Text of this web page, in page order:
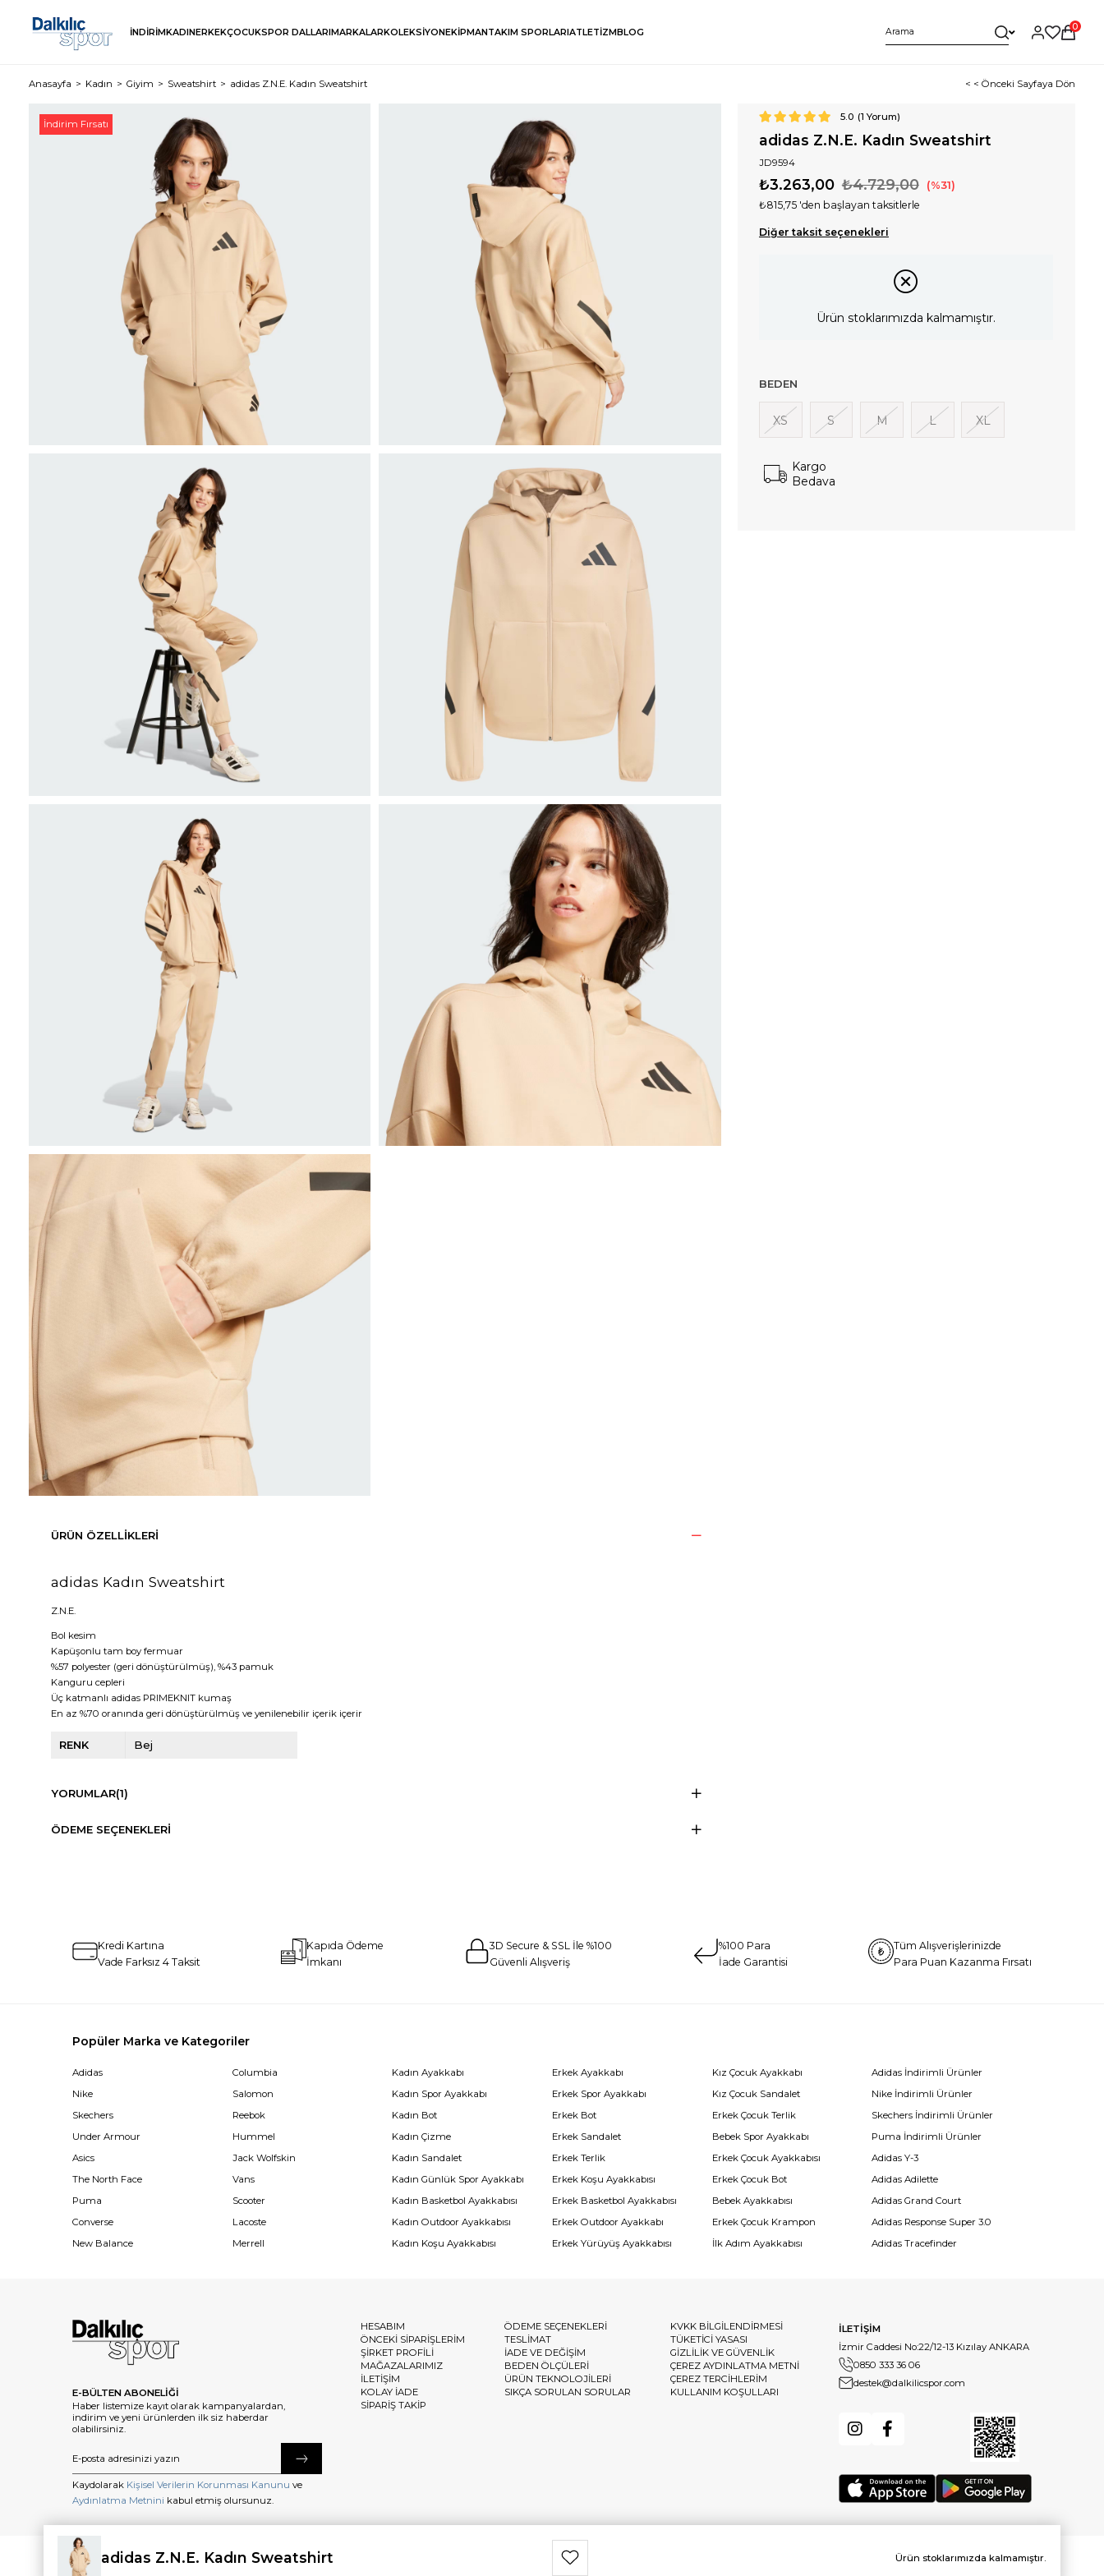
İNDİRİMKADINERKEKÇOCUKSPOR DALLARIMARKALARKOLEKSİYONEKİPMANTAKIM SPORLARIATLETİZMBLOG
0
Anasayfa Kadın Giyim Sweatshirt adidas Z.N.E. Kadın Sweatshirt < < Önceki Sayfaya Dön
İndirim Fırsatı
5.0 (1 Yorum)
adidas Z.N.E. Kadın Sweatshirt
JD9594
₺4.729,00
₺3.263,00 31
₺815,75 'den başlayan taksitlerle
Diğer taksit seçenekleri
Ürün stoklarımızda kalmamıştır.
BEDEN
XS S M L XL
Kargo
Bedava
ÜRÜN ÖZELLIKLERI
adidas Kadın Sweatshirt
Z.N.E.
Bol kesim
Kapüşonlu tam boy fermuar
%57 polyester (geri dönüştürülmüş), %43 pamuk
Kanguru cepleri
Üç katmanlı adidas PRIMEKNIT kumaş
En az %70 oranında geri dönüştürülmüş ve yenilenebilir içerik içerir
RENK Bej
YORUMLAR(1)
ÖDEME SEÇENEKLERI
Kredi Kartına
Vade Farksız 4 Taksit
Kapıda Ödeme
İmkanı
3D Secure & SSL İle %100
Güvenli Alışveriş
%100 Para
İade Garantisi
Tüm Alışverişlerinizde
Para Puan Kazanma Fırsatı
Popüler Marka ve Kategoriler
Adidas
Nike
Skechers
Under Armour
Asics
The North Face
Puma
Converse
New Balance
Columbia
Salomon
Reebok
Hummel
Jack Wolfskin
Vans
Scooter
Lacoste
Merrell
Kadın Ayakkabı
Kadın Spor Ayakkabı
Kadın Bot
Kadın Çizme
Kadın Sandalet
Kadın Günlük Spor Ayakkabı
Kadın Basketbol Ayakkabısı
Kadın Outdoor Ayakkabısı
Kadın Koşu Ayakkabısı
Erkek Ayakkabı
Erkek Spor Ayakkabı
Erkek Bot
Erkek Sandalet
Erkek Terlik
Erkek Koşu Ayakkabısı
Erkek Basketbol Ayakkabısı
Erkek Outdoor Ayakkabı
Erkek Yürüyüş Ayakkabısı
Kız Çocuk Ayakkabı
Kız Çocuk Sandalet
Erkek Çocuk Terlik
Bebek Spor Ayakkabı
Erkek Çocuk Ayakkabısı
Erkek Çocuk Bot
Bebek Ayakkabısı
Erkek Çocuk Krampon
İlk Adım Ayakkabısı
Adidas İndirimli Ürünler
Nike İndirimli Ürünler
Skechers İndirimli Ürünler
Puma İndirimli Ürünler
Adidas Y-3
Adidas Adilette
Adidas Grand Court
Adidas Response Super 3.0
Adidas Tracefinder
E-BÜLTEN ABONELİĞİ
Haber listemize kayıt olarak kampanyalardan,
indirim ve yeni ürünlerden ilk siz haberdar
olabilirsiniz.
Kaydolarak Kişisel Verilerin Korunması Kanunu ve
Aydınlatma Metnini kabul etmiş olursunuz.
HESABIM
ÖNCEKİ SİPARİŞLERİM
ŞİRKET PROFİLİ
MAĞAZALARIMIZ
İLETİŞİM
KOLAY İADE
SİPARİŞ TAKİP
ÖDEME SEÇENEKLERİ
TESLİMAT
İADE VE DEĞİŞİM
BEDEN ÖLÇÜLERİ
ÜRÜN TEKNOLOJİLERİ
SIKÇA SORULAN SORULAR
KVKK BİLGİLENDİRMESİ
TÜKETİCİ YASASI
GİZLİLİK VE GÜVENLİK
ÇEREZ AYDINLATMA METNİ
ÇEREZ TERCİHLERİM
KULLANIM KOŞULLARI
İLETİŞİM
İzmir Caddesi No:22/12-13 Kızılay ANKARA
0850 333 36 06
destek@dalkilicspor.com
©2025 dalkilicspor.com.tr. Tüm Hakları Saklıdır.
adidas Z.N.E. Kadın Sweatshirt Ürün stoklarımızda kalmamıştır.